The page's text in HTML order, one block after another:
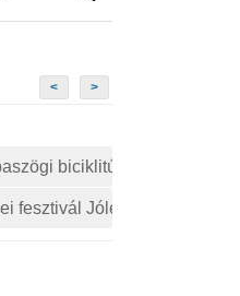
< >
biciklitúra
fesztivál Jólészen